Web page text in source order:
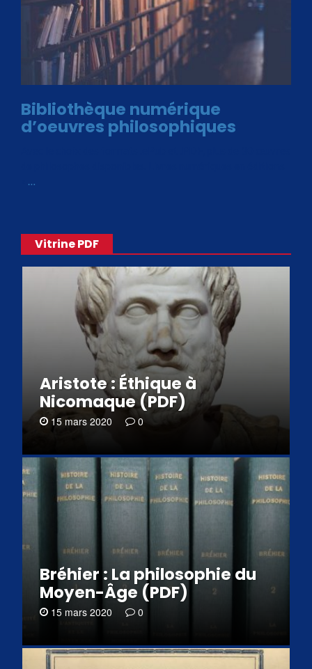
Bibliothèque numérique
d’oeuvres philosophiques
…
Vitrine PDF
Aristote : Éthique à
Nicomaque (PDF)
15 mars 2020 0
Bréhier : La philosophie du
Moyen-Âge (PDF)
15 mars 2020 0